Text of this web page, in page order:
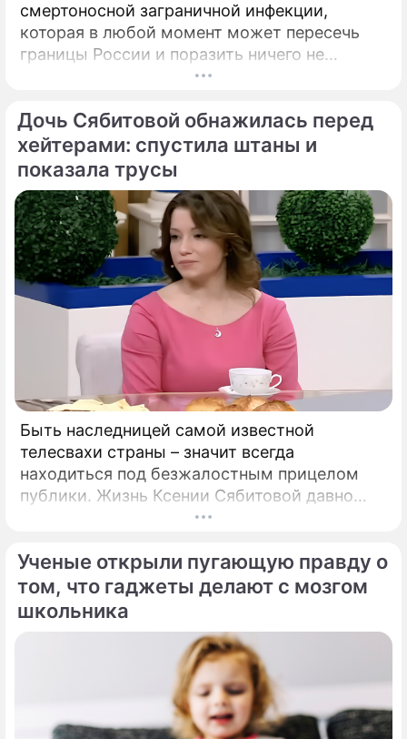
смертоносной заграничной инфекции,
которая в любой момент может пересечь
границы России и поразить ничего не
подозревающих граждан. Россию
угрозе: в страну могут завезти неизлечимый
и смертоносный вирус Бурбон.
Дочь Сябитовой обнажилась перед
хейтерами: спустила штаны и
показала трусы
Быть наследницей самой известной
телесвахи страны – значит всегда
находиться под безжалостным прицелом
публики. Жизнь Ксении Сябитовой давно
рассматривают под мощной лупой.
Ученые открыли пугающую правду о
том, что гаджеты делают с мозгом
школьника